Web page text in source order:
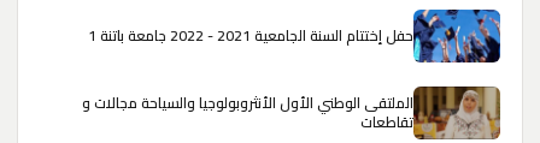
حفل إختتام السنة الجامعية 2021 - 2022 جامعة باتنة 1
الملتقى الوطني الأول الأنثروبولوجيا والسياحة مجالات و
تقاطعات